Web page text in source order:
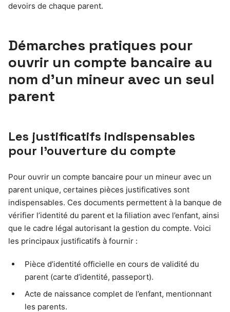
devoirs de chaque parent.
Démarches pratiques pour
ouvrir un compte bancaire au
nom d’un mineur avec un seul
parent
Les justificatifs indispensables
pour l’ouverture du compte
Pour ouvrir un compte bancaire pour un mineur avec un
parent unique, certaines pièces justificatives sont
indispensables. Ces documents permettent à la banque de
vérifier l’identité du parent et la filiation avec l’enfant, ainsi
que le cadre légal autorisant la gestion du compte. Voici
les principaux justificatifs à fournir :
Pièce d’identité officielle en cours de validité du
parent (carte d’identité, passeport).
Acte de naissance complet de l’enfant, mentionnant
les parents.